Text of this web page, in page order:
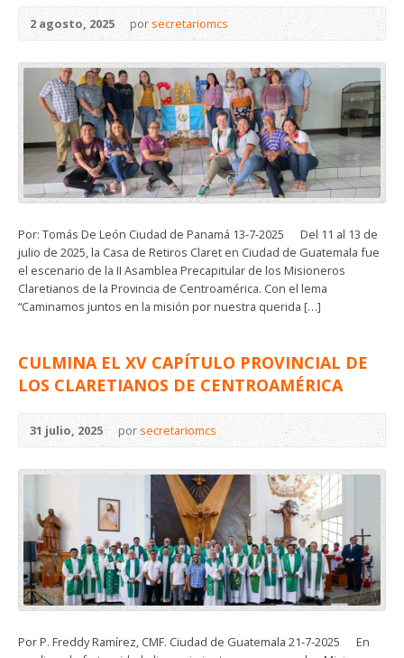
2 agosto, 2025 por secretariomcs
Por: Tomás De León Ciudad de Panamá 13-7-2025 Del 11 al 13 de
julio de 2025, la Casa de Retiros Claret en Ciudad de Guatemala fue
el escenario de la II Asamblea Precapitular de los Misioneros
Claretianos de la Provincia de Centroamérica. Con el lema
“Caminamos juntos en la misión por nuestra querida […]
CULMINA EL XV CAPÍTULO PROVINCIAL DE
LOS CLARETIANOS DE CENTROAMÉRICA
31 julio, 2025 por secretariomcs
Por P. Freddy Ramírez, CMF. Ciudad de Guatemala 21-7-2025 En